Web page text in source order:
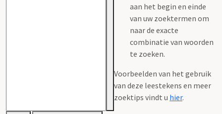
aan het begin en einde
van uw zoektermen om
naar de exacte
combinatie van woorden
te zoeken.
Voorbeelden van het gebruik
van deze leestekens en meer
zoektips vindt u hier.